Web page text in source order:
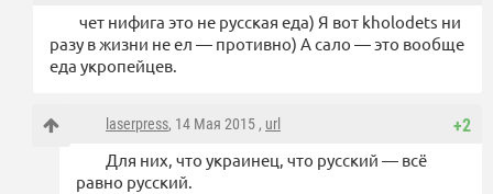
чет нифига это не русская еда) Я вот kholodets ни
разу в жизни не ел — противно) А сало — это вообще
еда укропейцев.
+2
laserpress, 14 Мая 2015 , url
Для них, что украинец, что русский — всё
равно русский.